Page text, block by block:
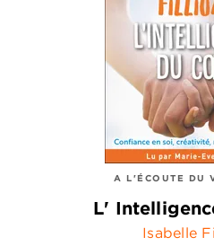
A L'ÉCOUTE DU
L'
Isabelle